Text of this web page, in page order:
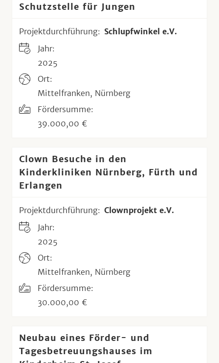
Schutzstelle für Jungen
Projektdurchführung: Schlupfwinkel e.V.
Jahr:
2025
Ort:
Mittelfranken, Nürnberg
Fördersumme:
39.000,00 €
Clown Besuche in den
Kinderkliniken Nürnberg, Fürth und
Erlangen
Projektdurchführung: Clownprojekt e.V.
Jahr:
2025
Ort:
Mittelfranken, Nürnberg
Fördersumme:
30.000,00 €
Neubau eines Förder- und
Tagesbetreuungshauses im